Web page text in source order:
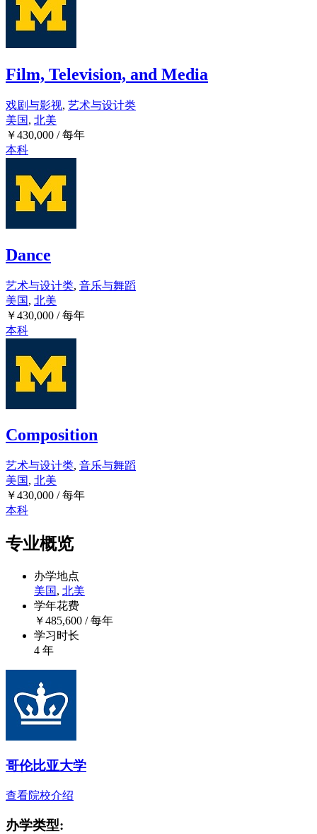
Film, Television, and Media
戏剧与影视, 艺术与设计类
美国, 北美
￥430,000 / 每年
本科
Dance
艺术与设计类, 音乐与舞蹈
美国, 北美
￥430,000 / 每年
本科
Composition
艺术与设计类, 音乐与舞蹈
美国, 北美
￥430,000 / 每年
本科
专业概览
办学地点
美国, 北美
学年花费
￥485,600 / 每年
学习时长
4 年
哥伦比亚大学
查看院校介绍
办学类型: